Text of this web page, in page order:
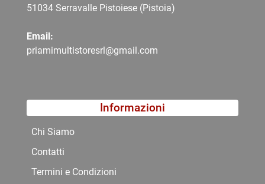
51034 Serravalle Pistoiese (Pistoia)
Email:
priamimultistoresrl@gmail.com
Informazioni
Chi Siamo
Contatti
Termini e Condizioni